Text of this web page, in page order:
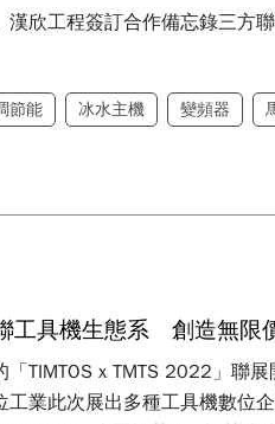
欣工程簽訂合作備忘錄三方
節能 冰水主機 變頻器
工具機生態系 創造無限
TIMTOS x TMTS 2022」聯
業此次展出多種工具機數位